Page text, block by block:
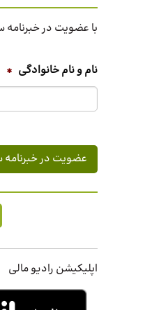
با عضویت در خبرنامه
نام و نام خانوادگی *
اپلیکیشن رادیو مالی